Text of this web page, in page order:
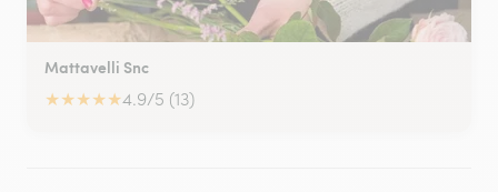
Mattavelli Snc
★★★★★4.9/5 (13)